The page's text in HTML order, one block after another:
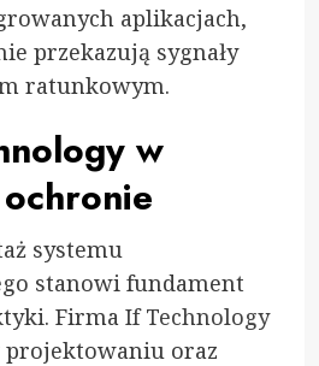
aplikacjach,
przekazują sygnały
ratunkowym.
w
systemu
stanowi fundament
Firma If Technology
projektowaniu oraz